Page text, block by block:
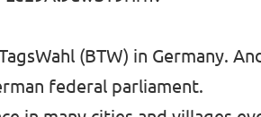
(BTW) in Germany.
federal parliament.